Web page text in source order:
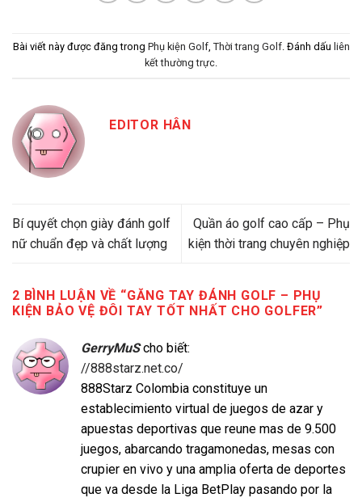
Bài viết này được đăng trong Phụ kiện Golf, Thời trang Golf. Đánh dấu liên
kết thường trực.
EDITOR HÂN
Bí quyết chọn giày đánh golf
nữ chuẩn đẹp và chất lượng
Quần áo golf cao cấp – Phụ
kiện thời trang chuyên nghiệp
2 BÌNH LUẬN VỀ “GĂNG TAY ĐÁNH GOLF – PHỤ
KIỆN BẢO VỆ ĐÔI TAY TỐT NHẤT CHO GOLFER”
GerryMuS cho biết:
//888starz.net.co/
888Starz Colombia constituye un
establecimiento virtual de juegos de azar y
apuestas deportivas que reune mas de 9.500
juegos, abarcando tragamonedas, mesas con
crupier en vivo y una amplia oferta de deportes
que va desde la Liga BetPlay pasando por la